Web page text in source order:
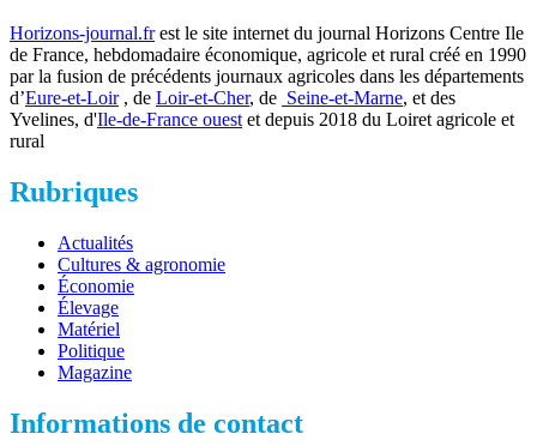
Horizons-journal.frest le site internet du journal Horizons Centre Ile
de France, hebdomadaire économique, agricole et rural créé en 1990
par la fusion de précédents journaux agricoles dans les départements
d’Eure-et-Loir, de Loir-et-Cher, de Seine-et-Marne, et des
Yvelines, d'Ile-de-France ouest et depuis 2018 du Loiret agricole et
rural
Rubriques
Actualités
Cultures & agronomie
Économie
Élevage
Matériel
Politique
Magazine
Informations de contact